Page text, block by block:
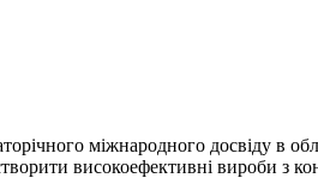
міжнародного досвіду в
високоефективні вироби з